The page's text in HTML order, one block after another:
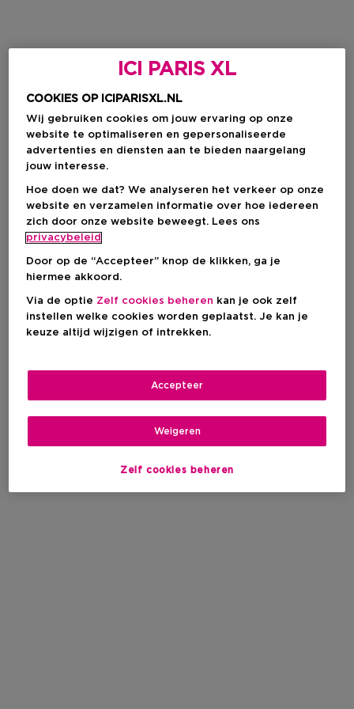
ICI PARIS XL
COOKIES OP ICIPARISXL.NL
Wij gebruiken cookies om jouw ervaring op onze
website te optimaliseren en gepersonaliseerde
advertenties en diensten aan te bieden naargelang
jouw interesse.
Hoe doen we dat? We analyseren het verkeer op onze
website en verzamelen informatie over hoe iedereen
zich door onze website beweegt. Lees ons
privacybeleid
Door op de “Accepteer” knop de klikken, ga je
hiermee akkoord.
Via de optie Zelf cookies beheren kan je ook zelf
instellen welke cookies worden geplaatst. Je kan je
keuze altijd wijzigen of intrekken.
Zelf cookies beheren
Weigeren
Accepteer